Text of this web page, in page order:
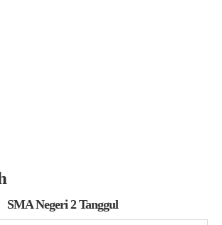
SMA Negeri 2 Tanggul